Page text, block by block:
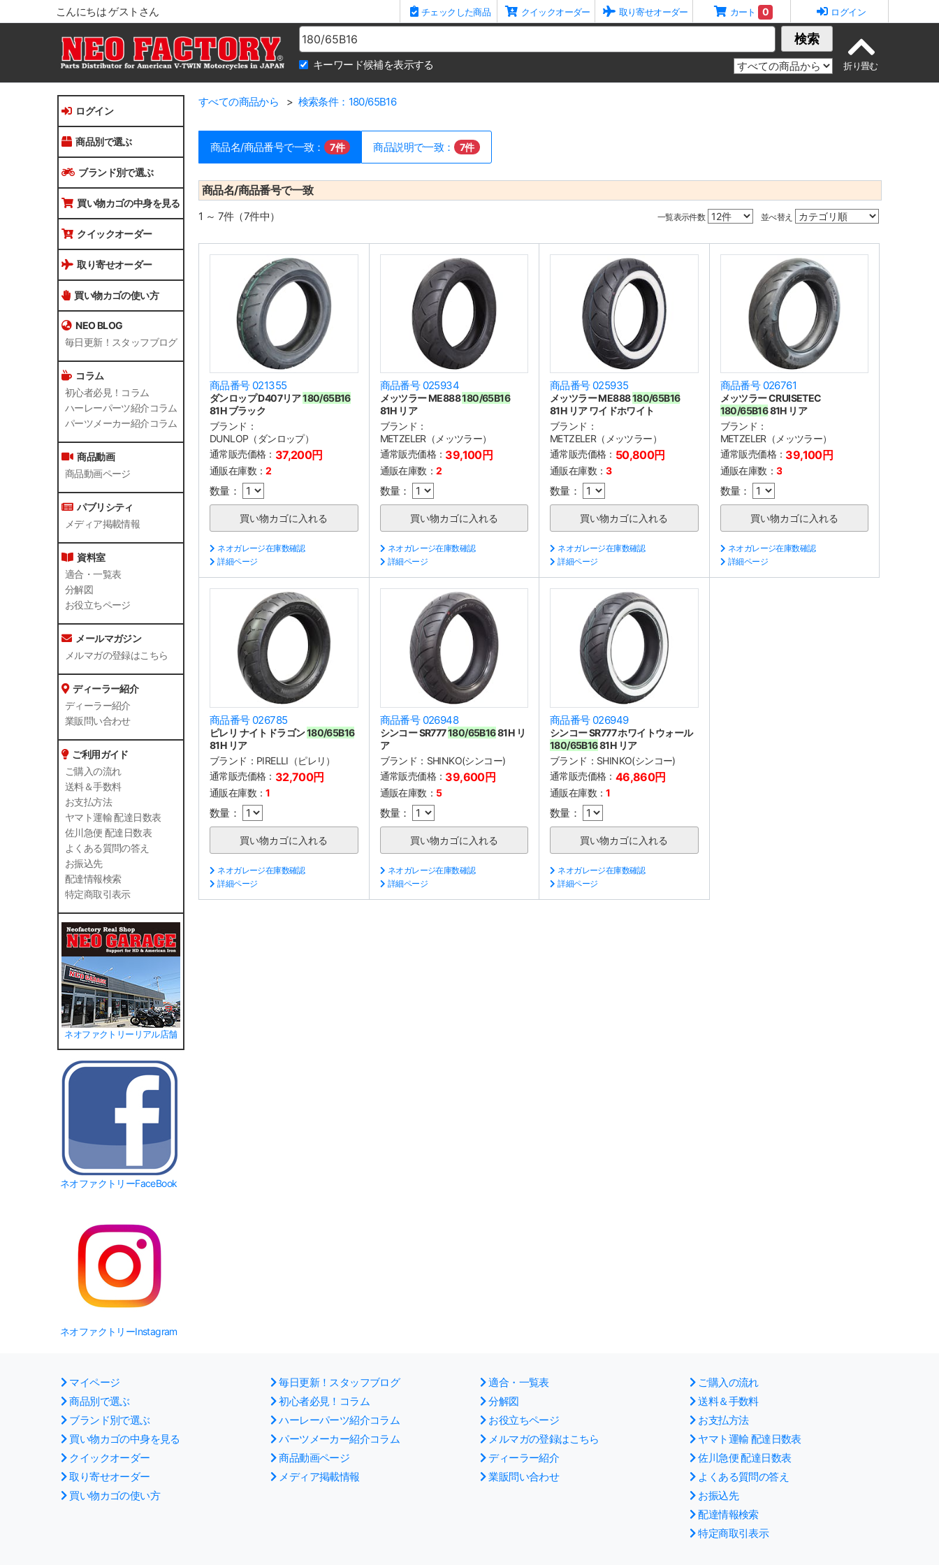
こんにちは ゲストさん チェックした商品 クイックオーダー 取り寄せオーダー カート 0 ログイン
Name 検索
キーワード候補を表示する
ログイン
商品別で選ぶ
ブランド別で選ぶ
買い物カゴの中身を見る
クイックオーダー
取り寄せオーダー
買い物カゴの使い方
NEO BLOG
毎日更新！スタッフブログ
コラム
初心者必見！コラム
ハーレーパーツ紹介コラム
パーツメーカー紹介コラム
商品動画
商品動画ページ
パブリシティ
メディア掲載情報
資料室
適合・一覧表
分解図
お役立ちページ
メールマガジン
メルマガの登録はこちら
ディーラー紹介
ディーラー紹介
業販問い合わせ
ご利用ガイド
ご購入の流れ
送料＆手数料
お支払方法
ヤマト運輸 配達日数表
佐川急便 配達日数表
よくある質問の答え
お振込先
配達情報検索
特定商取引表示
ネオファクトリーリアル店舗
ネオファクトリーFaceBook
ネオファクトリーInstagram
すべての商品から 検索条件：180/65B16
商品名/商品番号で一致： 7件 商品説明で一致： 7件
商品名/商品番号で一致
一覧表示件数 並べ替え
1 ～ 7件（7件中）
商品番号 021355
ダンロップ D407リア180/65B16
81H ブラック
ブランド：
DUNLOP（ダンロップ）
通常販売価格： 37,200円
通販在庫数：2
数量：
ネオガレージ在庫数確認
詳細ページ
商品番号 025934
メッツラー ME888180/65B16
81H リア
ブランド：
METZELER（メッツラー）
通常販売価格： 39,100円
通販在庫数： 2
数量：
ネオガレージ在庫数確認
詳細ページ
商品番号 025935
メッツラー ME888180/65B16
81H リア ワイドホワイト
ブランド：
METZELER（メッツラー）
通常販売価格： 50,800円
通販在庫数：3
数量：
ネオガレージ在庫数確認
詳細ページ
商品番号 026761
メッツラー CRUISETEC
180/65B1681H リア
ブランド：
METZELER（メッツラー）
通常販売価格： 39,100円
通販在庫数： 3
数量：
ネオガレージ在庫数確認
詳細ページ
商品番号 026785
ピレリ ナイトドラゴン180/65B16
81H リア
ブランド： PIRELLI（ピレリ）
通常販売価格： 32,700円
通販在庫数：1
数量：
ネオガレージ在庫数確認
詳細ページ
商品番号 026948
シンコー SR777180/65B1681H リ
ア
ブランド： SHINKO(シンコー)
通常販売価格： 39,600円
通販在庫数： 5
数量：
ネオガレージ在庫数確認
詳細ページ
商品番号 026949
シンコー SR777 ホワイトウォール
180/65B1681H リア
ブランド： SHINKO(シンコー)
通常販売価格： 46,860円
通販在庫数：1
数量：
ネオガレージ在庫数確認
詳細ページ
マイページ
商品別で選ぶ
ブランド別で選ぶ
買い物カゴの中身を見る
クイックオーダー
取り寄せオーダー
買い物カゴの使い方
毎日更新！スタッフブログ
初心者必見！コラム
ハーレーパーツ紹介コラム
パーツメーカー紹介コラム
商品動画ページ
メディア掲載情報
適合・一覧表
分解図
お役立ちページ
メルマガの登録はこちら
ディーラー紹介
業販問い合わせ
ご購入の流れ
送料＆手数料
お支払方法
ヤマト運輸 配達日数表
佐川急便 配達日数表
よくある質問の答え
お振込先
配達情報検索
特定商取引表示